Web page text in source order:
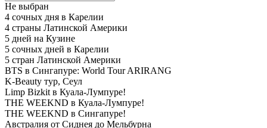
Не выбран
4 сочных дня в Карелии
4 страны Латинской Америки
5 дней на Кузине
5 сочных дней в Карелии
5 стран Латинской Америки
BTS в Сингапуре: World Tour ARIRANG
K-Beauty тур, Сеул
Limp Bizkit в Куала-Лумпуре!
THE WEEKND в Куала-Лумпуре!
THE WEEKND в Сингапуре!
Австралия от Сиднея до Мельбурна